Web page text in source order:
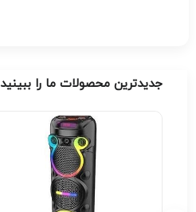
جدیدترین محصولات ما را ببینید